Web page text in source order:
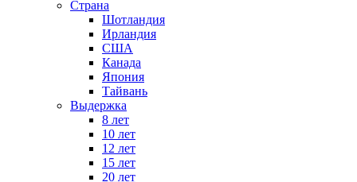
Страна
Шотландия
Ирландия
США
Канада
Япония
Тайвань
Выдержка
8 лет
10 лет
12 лет
15 лет
20 лет